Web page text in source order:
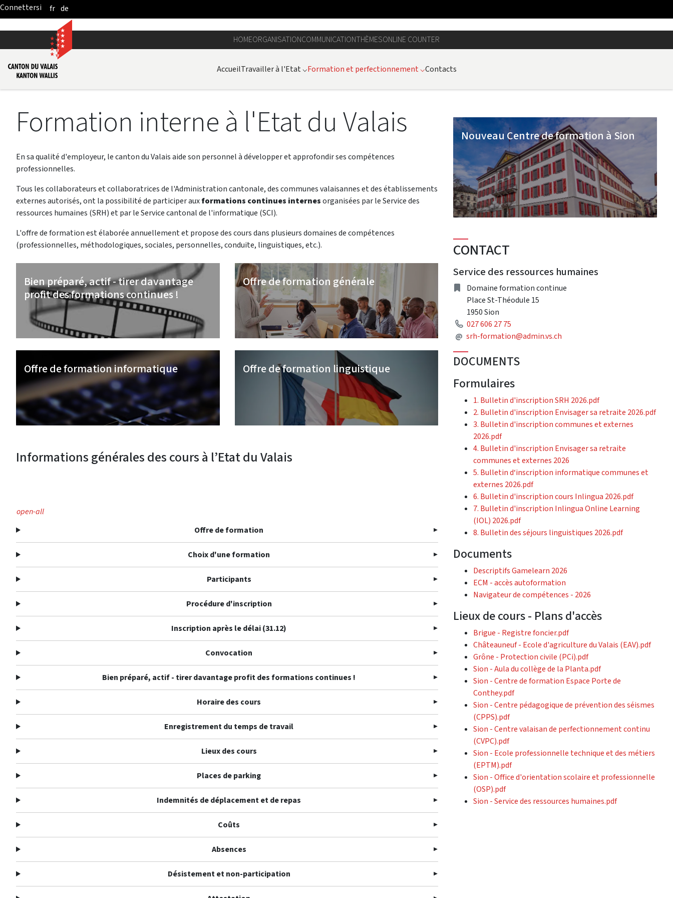
Skip to Main Content
fr de
HOMEORGANISATIONCOMMUNICATIONTHÈMESONLINE COUNTER
AccueilTravailler à l'Etat ⌵Formation et perfectionnement ⌵Contacts
Formation interne à l'Etat du Valais
En sa qualité d'employeur, le canton du Valais aide son personnel à développer et approfondir ses compétences
professionnelles.
Tous les collaborateurs et collaboratrices de l'Administration cantonale, des communes valaisannes et des établissements
externes autorisés, ont la possibilité de participer auxformations continues internesorganisées par le Service des
ressources humaines (SRH) et par le Service cantonal de l'informatique (SCI).
L'offre de formation est élaborée annuellement et propose des cours dans plusieurs domaines de compétences
(professionnelles, méthodologiques, sociales, personnelles, conduite, linguistiques, etc.).
Bien préparé, actif - tirer davantage
profit des formations continues !
Offre de formation générale
Offre de formation informatique Offre de formation linguistique
Informations générales des cours à l’Etat du Valais
open-all
Offre de formation
Choix d'une formation
Participants
Procédure d'inscription
Inscription après le délai (31.12)
Convocation
Bien préparé, actif - tirer davantage profit des formations continues !
Horaire des cours
Enregistrement du temps de travail
Lieux des cours
Places de parking
Indemnités de déplacement et de repas
Coûts
Absences
Désistement et non-participation
Nouveau Centre de formation à Sion
CONTACT
Service des ressources humaines
Address
Domaine formation continue
Place St-Théodule 15
1950 Sion
Phone
027 606 27 75
@ Mail
srh-formation@admin.vs.ch
DOCUMENTS
Formulaires
1. Bulletin d'inscription SRH 2026.pdf
2. Bulletin d'inscription Envisager sa retraite 2026.pdf
3. Bulletin d'inscription communes et externes
2026.pdf
4. Bulletin d'inscription Envisager sa retraite
communes et externes 2026
5. Bulletin d‘inscription informatique communes et
externes 2026.pdf
6. Bulletin d'inscription cours Inlingua 2026.pdf
7. Bulletin d'inscription Inlingua Online Learning
(IOL) 2026.pdf
8. Bulletin des séjours linguistiques 2026.pdf
Documents
Descriptifs Gamelearn 2026
ECM - accès autoformation
Navigateur de compétences - 2026
Lieux de cours - Plans d'accès
Brigue - Registre foncier.pdf
Châteauneuf - Ecole d'agriculture du Valais (EAV).pdf
Grône - Protection civile (PCi).pdf
Sion - Aula du collège de la Planta.pdf
Sion - Centre de formation Espace Porte de
Conthey.pdf
Sion - Centre pédagogique de prévention des séismes
(CPPS).pdf
Sion - Centre valaisan de perfectionnement continu
(CVPC).pdf
Sion - Ecole professionnelle technique et des métiers
(EPTM).pdf
Sion - Office d'orientation scolaire et professionnelle
(OSP).pdf
Sion - Service des ressources humaines.pdf